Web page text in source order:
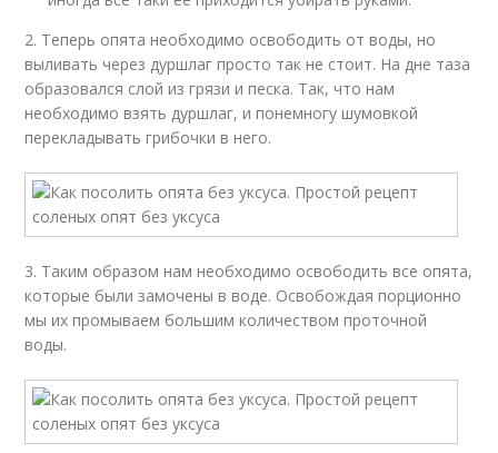
2. Теперь опята необходимо освободить от воды, но
выливать через дуршлаг просто так не стоит. На дне таза
образовался слой из грязи и песка. Так, что нам
необходимо взять дуршлаг, и понемногу шумовкой
перекладывать грибочки в него.
3. Таким образом нам необходимо освободить все опята,
которые были замочены в воде. Освобождая порционно
мы их промываем большим количеством проточной
воды.